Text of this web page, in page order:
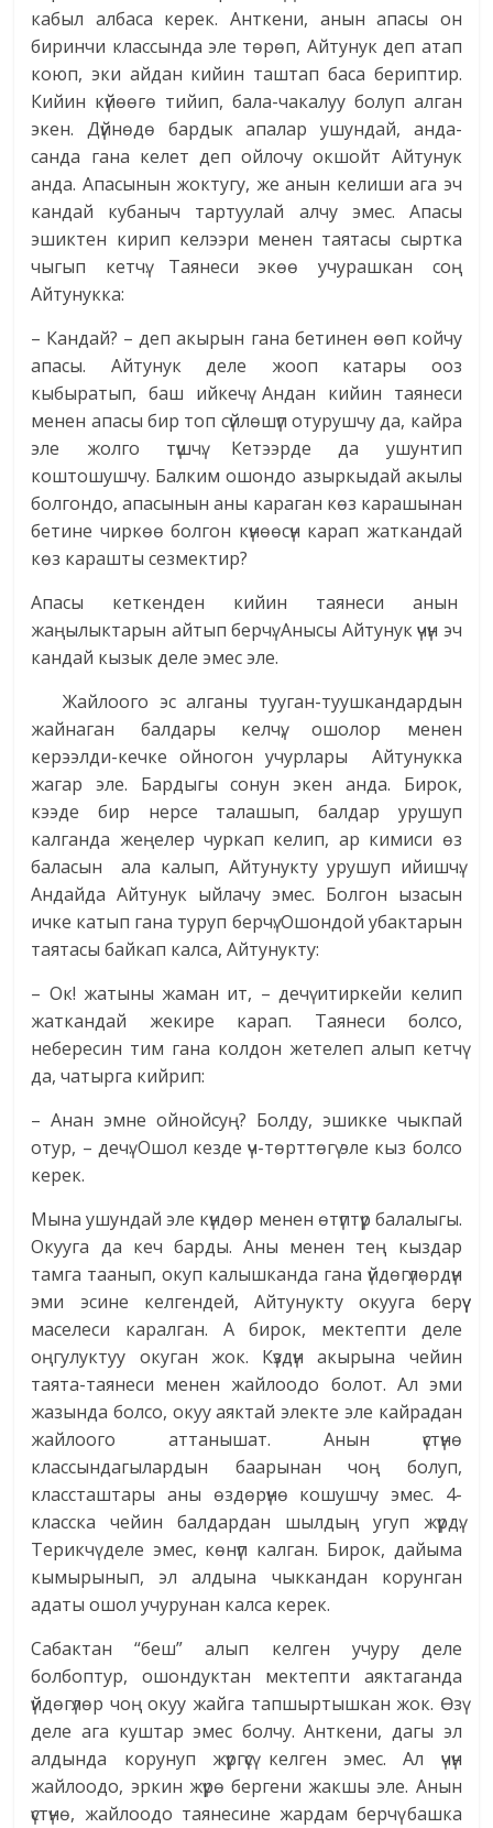
кабыл албаса керек. Анткени, анын апасы он
биринчи классында эле төрөп, Айтунук деп атап
коюп, эки айдан кийин таштап баса бериптир.
Кийин күйөөгө тийип, бала-чакалуу болуп алган
экен. Дүйнөдө бардык апалар ушундай, анда-
санда гана келет деп ойлочу окшойт Айтунук
анда. Апасынын жоктугу, же анын келиши ага эч
кандай кубаныч тартуулай алчу эмес. Апасы
эшиктен кирип келээри менен таятасы сыртка
чыгып кетчү. Таянеси экөө учурашкан соң
Айтунукка:
– Кандай? – деп акырын гана бетинен өөп койчу
апасы. Айтунук деле жооп катары ооз
кыбыратып, баш ийкечү. Андан кийин таянеси
менен апасы бир топ сүйлөшүп отурушчу да, кайра
эле жолго түшчү. Кетээрде да ушунтип
коштошушчу. Балким ошондо азыркыдай акылы
болгондо, апасынын аны караган көз карашынан
бетине чиркөө болгон күнөөсүн карап жаткандай
көз карашты сезмектир?
Апасы кеткенден кийин таянеси анын
жаңылыктарын айтып берчү. Анысы Айтунук үчүн эч
кандай кызык деле эмес эле.
Жайлоого эс алганы тууган-туушкандардын
жайнаган балдары келчү, ошолор менен
керээлди-кечке ойногон учурлары Айтунукка
жагар эле. Бардыгы сонун экен анда. Бирок,
кээде бир нерсе талашып, балдар урушуп
калганда жеңелер чуркап келип, ар кимиси өз
баласын ала калып, Айтунукту урушуп ийишчү.
Андайда Айтунук ыйлачу эмес. Болгон ызасын
ичке катып гана туруп берчү. Ошондой убактарын
таятасы байкап калса, Айтунукту:
– Ок! жатыны жаман ит, – дечү итиркейи келип
жаткандай жекире карап. Таянеси болсо,
небересин тим гана колдон жетелеп алып кетчү
да, чатырга кийрип:
– Анан эмне ойнойсуң? Болду, эшикке чыкпай
отур, – дечү. Ошол кезде үч-төрттөгү эле кыз болсо
керек.
Мына ушундай эле күндөр менен өтүптүр балалыгы.
Окууга да кеч барды. Аны менен тең кыздар
тамга таанып, окуп калышканда гана үйдөгүлөрдүн
эми эсине келгендей, Айтунукту окууга берүү
маселеси каралган. А бирок, мектепти деле
оңгулуктуу окуган жок. Күздүн акырына чейин
таята-таянеси менен жайлоодо болот. Ал эми
жазында болсо, окуу аяктай электе эле кайрадан
жайлоого аттанышат. Анын үстүнө
классындагылардын баарынан чоң болуп,
классташтары аны өздөрүнө кошушчу эмес. 4-
класска чейин балдардан шылдың угуп жүрдү.
Терикчү деле эмес, көнүп калган. Бирок, дайыма
кымырынып, эл алдына чыккандан корунган
адаты ошол учурунан калса керек.
Сабактан “беш” алып келген учуру деле
болбоптур, ошондуктан мектепти аяктаганда
үйдөгүлөр чоң окуу жайга тапшыртышкан жок. Өзү
деле ага куштар эмес болчу. Анткени, дагы эл
алдында корунуп жүргүсү келген эмес. Ал үчүн
жайлоодо, эркин жүрө бергени жакшы эле. Анын
үстүнө, жайлоодо таянесине жардам берчү башка